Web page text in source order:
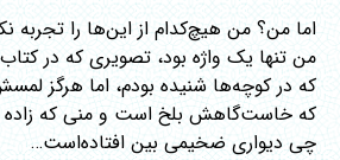
اما من؟ من هیچ‌کدام از این‌ها را تجربه
من تنها یک واژه بود، تصویری که در
که در کوچه‌ها شنیده بودم، اما هرگز
که خاست‌گاهش بلخ است و منی که زاده
چی دیواری ضخیمی بین افتاده‌است…